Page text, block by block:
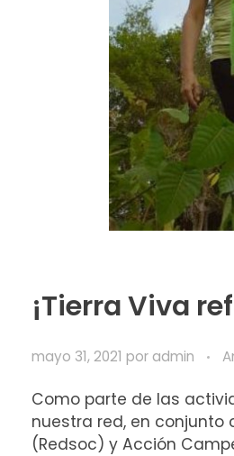
¡Tierra Viva
mayo 31, 2021 por admin
Como parte de las
nuestra red, en conjunto
(Redsoc) y Acción